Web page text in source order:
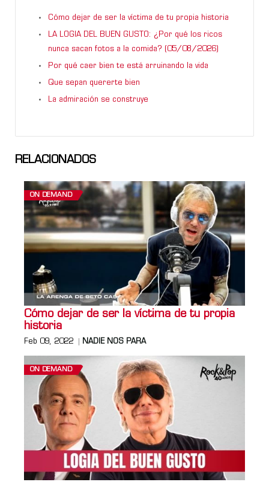
Cómo dejar de ser la víctima de tu propia historia
LA LOGIA DEL BUEN GUSTO: ¿Por qué los ricos
nunca sacan fotos a la comida? (05/08/2026)
Por qué caer bien te está arruinando la vida
Que sepan quererte bien
La admiración se construye
RELACIONADOS
ON DEMAND
Cómo dejar de ser la víctima de tu propia
historia
Feb 09, 2022 NADIE NOS PARA
ON DEMAND